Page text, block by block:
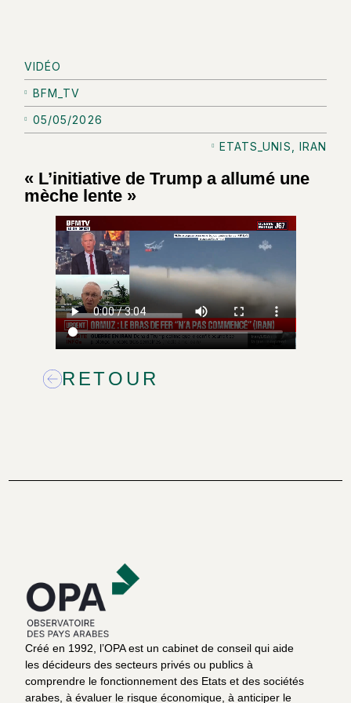
VIDÉO
BFM_TV
05/05/2026
ETATS_UNIS
IRAN
« L’initiative de Trump a allumé une
mèche lente »
RETOUR
Créé en 1992, l’OPA est un cabinet de conseil qui aide
les décideurs des secteurs privés ou publics à
comprendre le fonctionnement des Etats et des sociétés
arabes, à évaluer le risque économique, à anticiper le